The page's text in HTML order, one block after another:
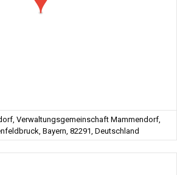
Verwaltungsgemeinschaft Mammendorf,
Bayern, 82291, Deutschland